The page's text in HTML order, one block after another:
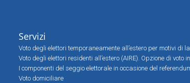
Servizi
Voto degli elettori temporaneamente all’estero per motivi di
Voto degli elettori residenti all’estero (AIRE). Opzione di voto
I componenti del seggio elettorale in occasione del
Voto domiciliare